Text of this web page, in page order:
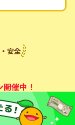
安全
催中！